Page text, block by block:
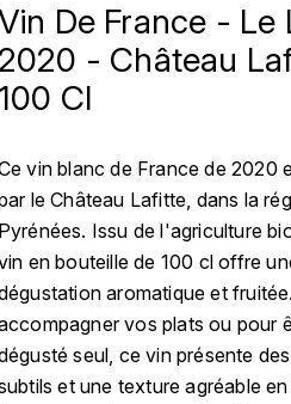
De France - Le
2020 - Château
100 Cl
vin blanc de France de 2020
le Château Lafitte, dans la
Pyrénées. Issu de l'agriculture
en bouteille de 100 cl offre
aromatique et
vos plats ou pour
seul, ce vin présente
et une texture agréable